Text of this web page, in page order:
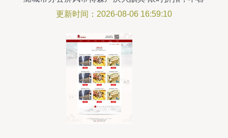
错过
更新时间：2026-08-06 16:59:10